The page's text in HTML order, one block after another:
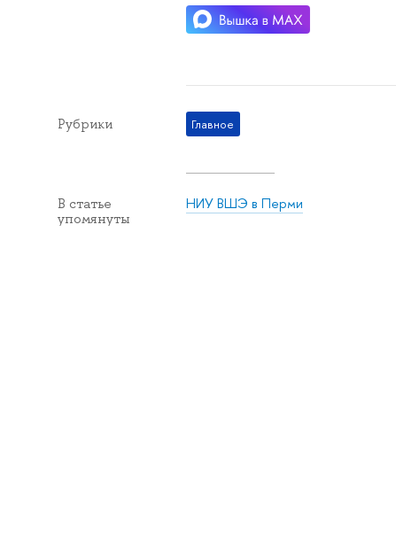
Рубрики Главное
В статье
упомянуты
НИУ ВШЭ в Перми